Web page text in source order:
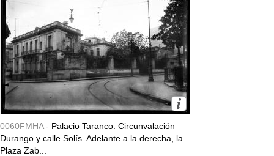
0060FMHA - Palacio Taranco. Circunvalación
Durango y calle Solís. Adelante a la derecha, la
Plaza Zab...